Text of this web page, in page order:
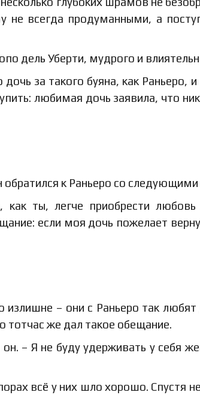
всегда продуманными, а
дель Уберти, мудрого и
за такого буяна, как Раньеро, и
любимая дочь заявила, что
к Раньеро со
ты, легче приобрести
если моя дочь пожелает
излишне – они с Раньеро так любят
тотчас же дал такое обещание.
– Я не буду удерживать у себя
всё у них шло хорошо. Спустя